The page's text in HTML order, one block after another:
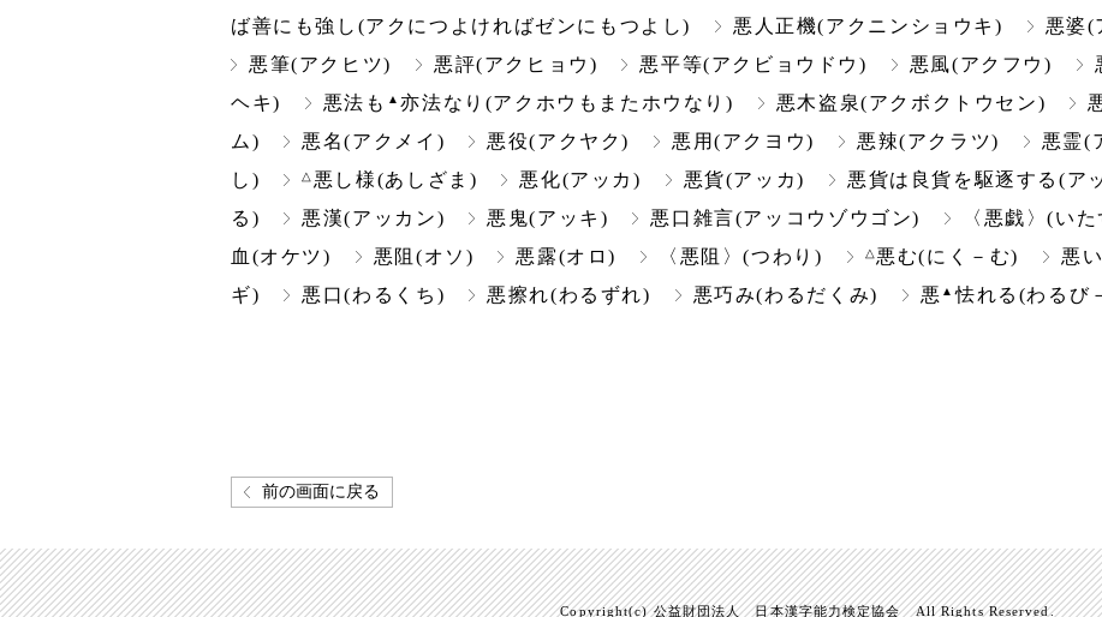
ば善にも強し(アクにつよければゼンにもつよし)
悪人正機(アクニンショウキ) 悪婆(
悪筆(アクヒツ)
悪評(アクヒョウ) 悪平等(アクビョウドウ) 悪風(アクフウ)
ヘキ)
悪法も ▲ 亦法なり(アクホウもまたホウなり) 悪木盗泉(アクボクトウセン)
ム)
悪名(アクメイ) 悪役(アクヤク) 悪用(アクヨウ) 悪辣(アクラツ) 悪霊(
し)
△ 悪し様(あしざま) 悪化(アッカ) 悪貨(アッカ)
悪貨は良貨を駆逐する(ア
る)
悪漢(アッカン) 悪鬼(アッキ) 悪口雑言(アッコウゾウゴン) 〈悪戯〉(い
血(オケツ)
悪阻(オソ) 悪露(オロ) 〈悪阻〉(つわり) △ 悪む(にく－む) 悪
ギ)
悪口(わるくち) 悪擦れ(わるずれ) 悪巧み(わるだくみ) 悪 ▲怯れる(わるび
前の画面に戻る
Copyright(c) 公益財団法人 日本漢字能力検定協会 All Rights Reserved.